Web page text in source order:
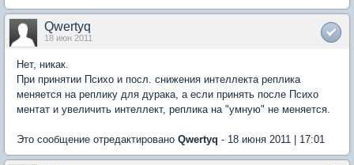
Qwertyq
18 июн 2011
Нет, никак.
При принятии Психо и посл. снижения интеллекта реплика
меняется на реплику для дурака, а если принять после Психо
ментат и увеличить интеллект, реплика на "умную" не меняется.
Это сообщение отредактировано Qwertyq - 18 июня 2011 | 17:01